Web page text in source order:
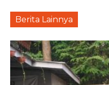
Berita Lainnya